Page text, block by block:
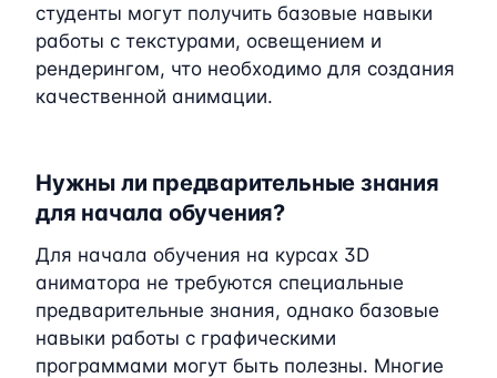
студенты могут получить базовые навыки
работы с текстурами, освещением и
рендерингом, что необходимо для создания
качественной анимации.
Нужны ли предварительные знания
для начала обучения?
Для начала обучения на курсах 3D
аниматора не требуются специальные
предварительные знания, однако базовые
навыки работы с графическими
программами могут быть полезны. Многие